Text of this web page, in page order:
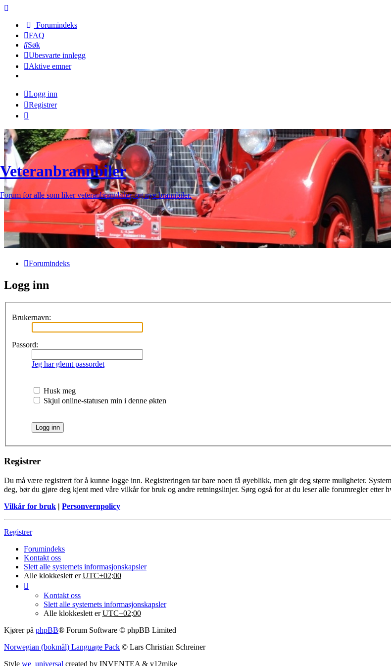
Forumindeks
FAQ
Søk
Ubesvarte innlegg
Aktive emner
Logg inn
Registrer
Veteranbrannbiler
Forum for alle som liker veteranbrannbiler, og nye brannbiler.
Forumindeks
Logg inn
Brukernavn:
Passord:
Jeg har glemt passordet
Husk meg
Skjul online-statusen min i denne økten
Registrer
Du må være registrert for å kunne logge inn. Registreringen tar bare noen få øyeblikk, men gir deg større muligheter.
deg, bør du gjøre deg kjent med våre vilkår for bruk og andre retningslinjer. Sørg også for at du leser alle forumregler etter
Vilkår for bruk | Personvernpolicy
Registrer
Forumindeks
Kontakt oss
Slett alle systemets informasjonskapsler
Alle klokkeslett erUTC+02:00
Kontakt oss
Slett alle systemets informasjonskapsler
Alle klokkeslett erUTC+02:00
Kjører på phpBB® Forum Software © phpBB Limited
Norwegian (bokmål) Language Pack © Lars Christian Schreiner
Style we_universal created by INVENTEA & v12mike